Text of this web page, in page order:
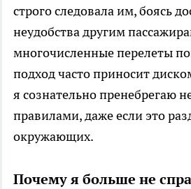
строго следовала им, боясь
неудобства другим
многочисленные перелеты
подход часто приносит
я сознательно пренебрегаю
правилами, даже если это
окружающих.
Почему я больше не